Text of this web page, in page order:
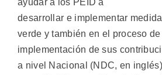
desarrollar e implementar
verde y también en el proceso
implementación de sus
a nivel Nacional (NDC, en